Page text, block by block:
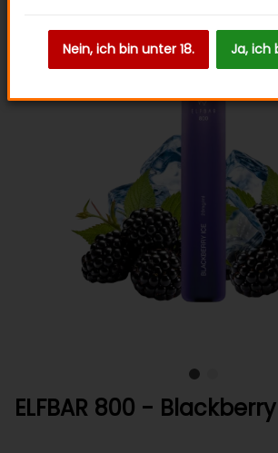
ELFBAR 800 -
Nein, ich bin unter 18. Ja, ich